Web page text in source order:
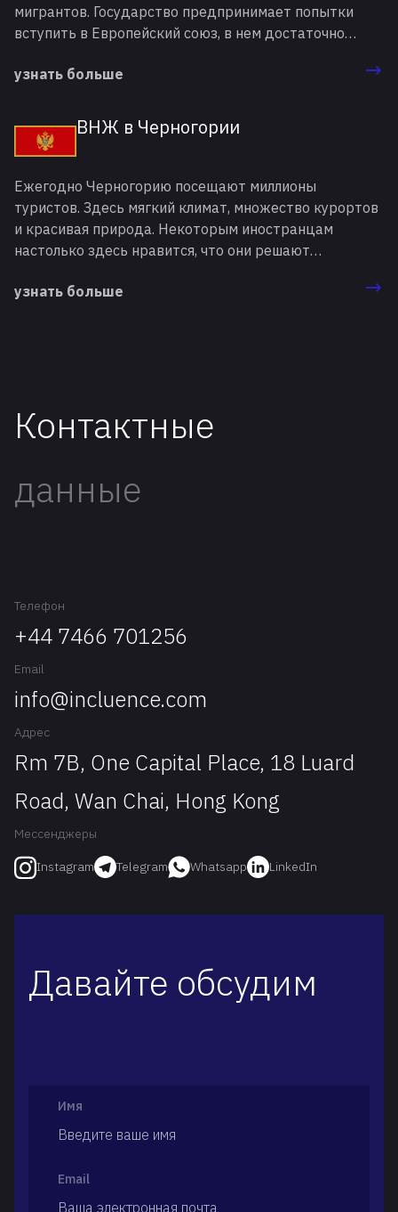
мигрантов. Государство предпринимает попытки
вступить в Европейский союз, в нем достаточно
ведения предпринимательской деятельности.
жительство (ВНЖ) в Сербии. Этот документ
легализует статус иностранцев, а также открывает
доступ к получению гражданства этой страны.
узнать больше
ВНЖ в Черногории
Ежегодно Черногорию посещают миллионы
туристов. Здесь мягкий климат, множество курортов
и красивая природа. Некоторым иностранцам
настолько здесь нравится, что они решают
оформить вид на жительство (ВНЖ) в Черногории,
узнать больше
Контактные
данные
Телефон
+44 7466 701256
Email
info@incluence.com
Адрес
Rm 7B, One Capital Place, 18 Luard
Road, Wan Chai, Hong Kong
Мессенджеры
Instagram Telegram Whatsapp LinkedIn
Давайте обсудим
Имя
Email